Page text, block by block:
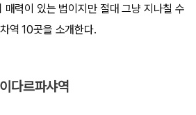
매력이 있는 법이지만 절대 그냥 지나칠 수
역 10곳을 소개한다.
다르파샤역